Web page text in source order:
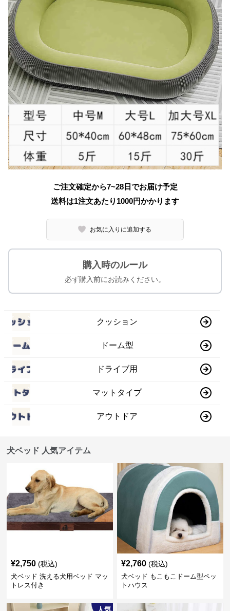
ご注文確定から7~28日でお届け予定
送料は1注文あたり 1000円かかります
お気に入りに追加する
購入時のルール
必ず購入前にお読みください。
クッション
ドーム型
ドライブ用
マットタイプ
アウトドア
犬ベッド 人気アイテム
¥2,750 (税込)
犬ベッド 洗える犬用ベッド マッ
トレス付き
¥2,760 (税込)
犬ベッド もこもこドーム型ペッ
トハウス
人気